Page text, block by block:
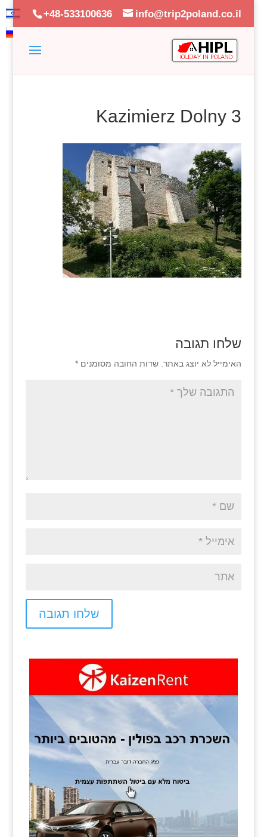
+48-533100636 info@trip2poland.co.il
Kazimierz Dolny 3
שלחו תגובה
האימייל לא יוצג באתר. שדות החובה מסומנים *